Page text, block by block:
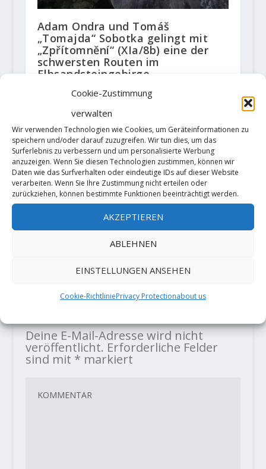
Cookie-Zustimmung
verwalten
Wir verwenden Technologien wie Cookies, um Geräteinformationen zu
speichern und/oder darauf zuzugreifen. Wir tun dies, um das
Surferlebnis zu verbessern und um personalisierte Werbung
anzuzeigen. Wenn Sie diesen Technologien zustimmen, können wir
Daten wie das Surfverhalten oder eindeutige IDs auf dieser Website
verarbeiten. Wenn Sie Ihre Zustimmung nicht erteilen oder
zurückziehen, können bestimmte Funktionen beeinträchtigt werden.
AKZEPTIEREN
ABLEHNEN
EINSTELLUNGEN ANSEHEN
Cookie-RichtliniePrivacy Protectionabout us
Adam Ondra und Tomáš
„Tomajda“ Sobotka gelingt mit
„Zpřítomnění“ (XIa/8b) eine der
schwersten Routen im
Elbsandsteingebirge
24. Januar 2023
Alex Garriga meldet Erstbegehung
„Líder ibérico“ 9a+/b
Deine E-Mail-Adresse wird nicht
veröffentlicht. Erforderliche Felder
sind mit * markiert